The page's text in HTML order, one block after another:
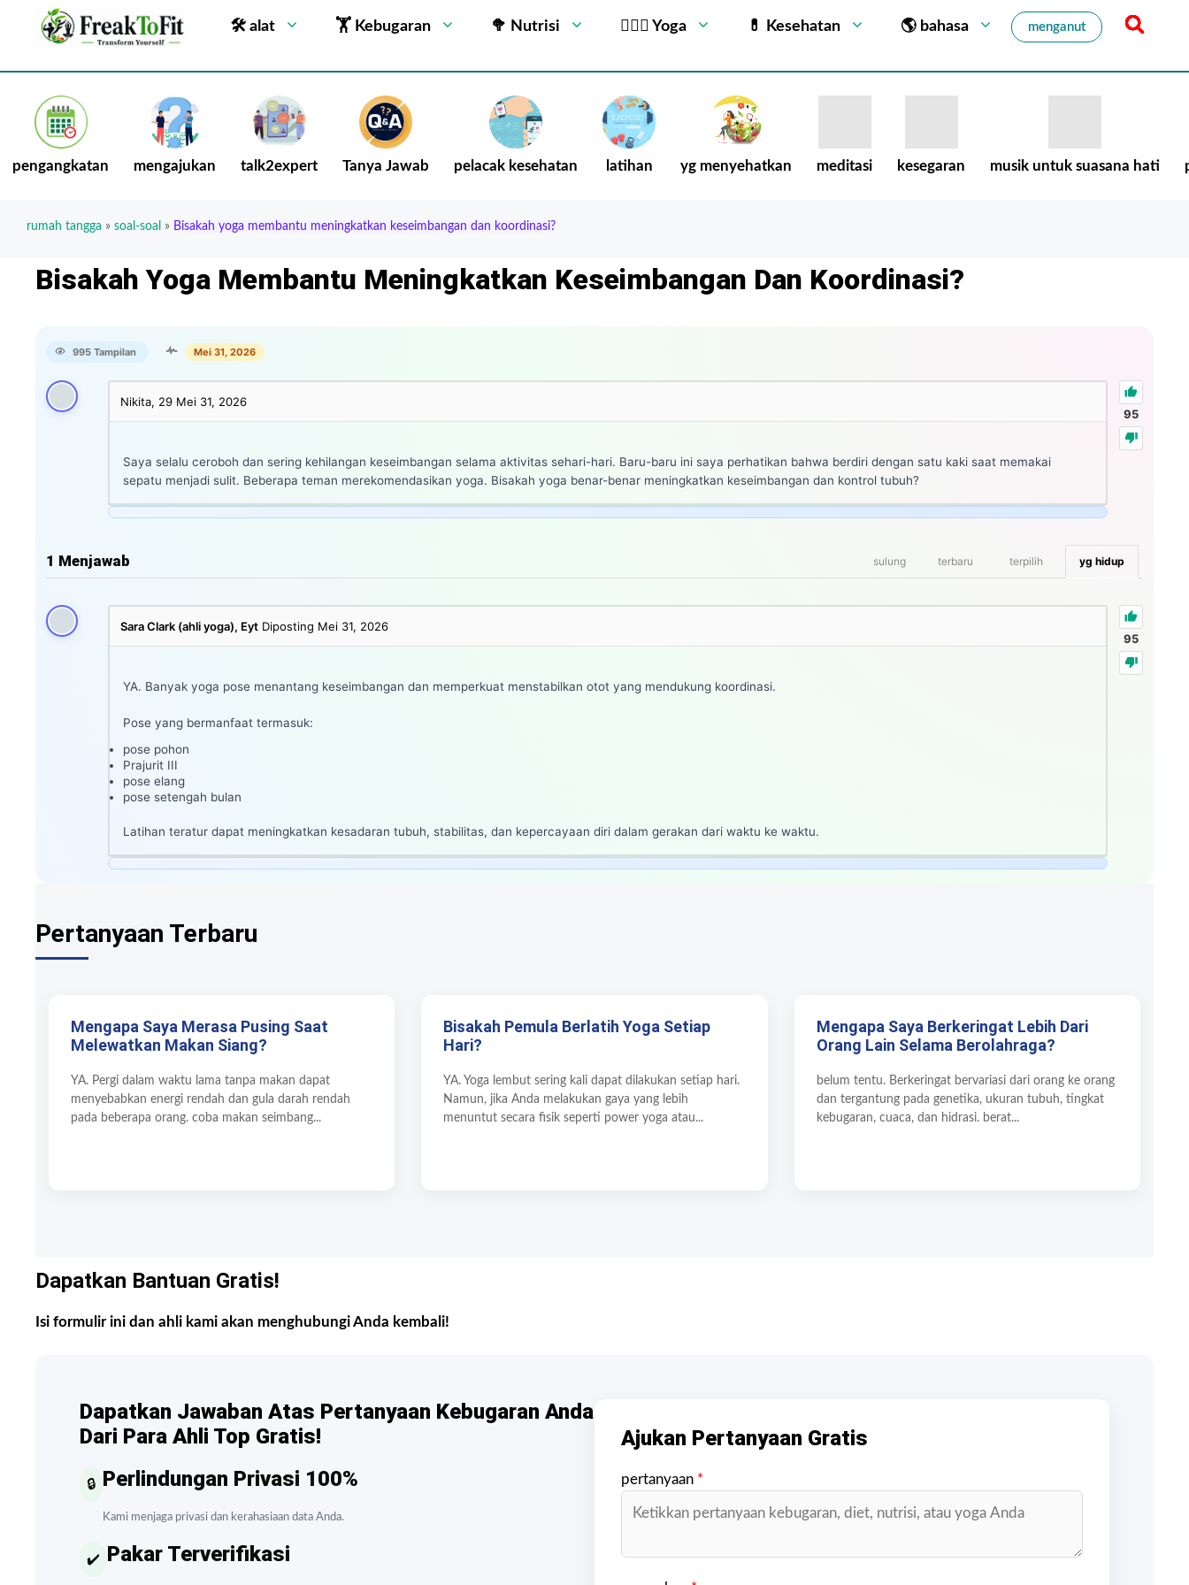
🛠 alat 🏋 Kebugaran 🥦 Nutrisi 🧘🏻‍♂️ Yoga 💊 Kesehatan 🌎 bahasa menganut
pengangkatan mengajukan talk2expert Tanya Jawab pelacak kesehatan latihan yg menyehatkan meditasi kesegaran musik untuk suasana hati
rumah tangga » soal-soal » Bisakah yoga membantu meningkatkan keseimbangan dan koordinasi?
Bisakah Yoga Membantu Meningkatkan Keseimbangan Dan Koordinasi?
995 Tampilan Mei 31, 2026
95
Nikita, 29 Mei 31, 2026
Saya selalu ceroboh dan sering kehilangan keseimbangan selama aktivitas sehari-hari. Baru-baru ini saya perhatikan bahwa berdiri dengan satu kaki saat memakai
sepatu menjadi sulit. Beberapa teman merekomendasikan yoga. Bisakah yoga benar-benar meningkatkan keseimbangan dan kontrol tubuh?
1 Menjawab yg hidup
terpilih
terbaru
sulung
95
Sara Clark (ahli yoga), Eyt Diposting Mei 31, 2026
YA. Banyak yoga pose menantang keseimbangan dan memperkuat menstabilkan otot yang mendukung koordinasi.
Pose yang bermanfaat termasuk:
pose pohon
Prajurit III
pose elang
pose setengah bulan
Latihan teratur dapat meningkatkan kesadaran tubuh, stabilitas, dan kepercayaan diri dalam gerakan dari waktu ke waktu.
Pertanyaan Terbaru
Mengapa Saya Merasa Pusing Saat
Melewatkan Makan Siang?
YA. Pergi dalam waktu lama tanpa makan dapat
menyebabkan energi rendah dan gula darah rendah
pada beberapa orang. coba makan seimbang...
Bisakah Pemula Berlatih Yoga Setiap
Hari?
YA. Yoga lembut sering kali dapat dilakukan setiap hari.
Namun, jika Anda melakukan gaya yang lebih
menuntut secara fisik seperti power yoga atau...
Mengapa Saya Berkeringat Lebih Dari
Orang Lain Selama Berolahraga?
belum tentu. Berkeringat bervariasi dari orang ke orang
dan tergantung pada genetika, ukuran tubuh, tingkat
kebugaran, cuaca, dan hidrasi. berat...
Dapatkan Bantuan Gratis!
Isi formulir ini dan ahli kami akan menghubungi Anda kembali!
Dapatkan Jawaban Atas Pertanyaan Kebugaran Anda
Dari Para Ahli Top Gratis!
🔒 Perlindungan Privasi 100%
Kami menjaga privasi dan kerahasiaan data Anda.
✔️ Pakar Terverifikasi
Ajukan Pertanyaan Gratis
pertanyaan *